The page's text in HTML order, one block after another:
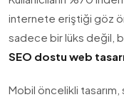
internete eriştiği göz
sadece bir lüks değil,
SEO dostu web
Mobil öncelikli